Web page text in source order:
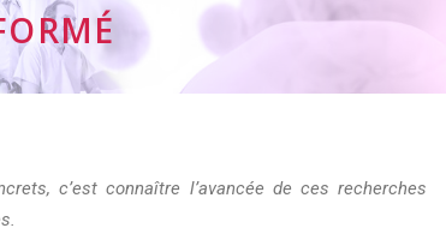
c’est connaître l’avancée de ces recherches